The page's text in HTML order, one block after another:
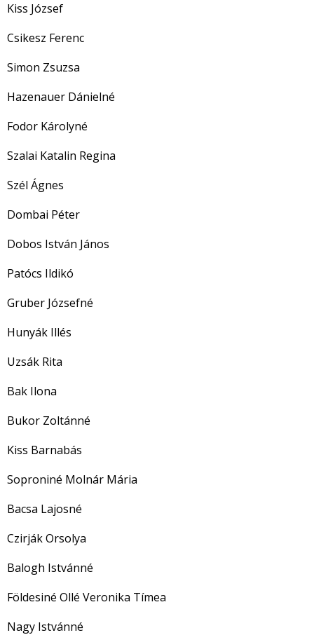
Kiss József
Csikesz Ferenc
Simon Zsuzsa
Hazenauer Dánielné
Fodor Károlyné
Szalai Katalin Regina
Szél Ágnes
Dombai Péter
Dobos István János
Patócs Ildikó
Gruber Józsefné
Hunyák Illés
Uzsák Rita
Bak Ilona
Bukor Zoltánné
Kiss Barnabás
Soproniné Molnár Mária
Bacsa Lajosné
Czirják Orsolya
Balogh Istvánné
Földesiné Ollé Veronika Tímea
Nagy Istvánné